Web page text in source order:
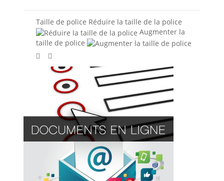
Taille de police Réduire la taille de la police
Augmenter la
taille de police